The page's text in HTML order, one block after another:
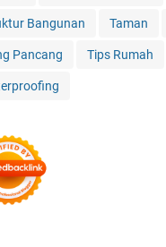
Bangunan Taman
Pancang Tips Rumah